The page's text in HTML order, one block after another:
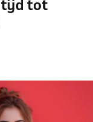
tot